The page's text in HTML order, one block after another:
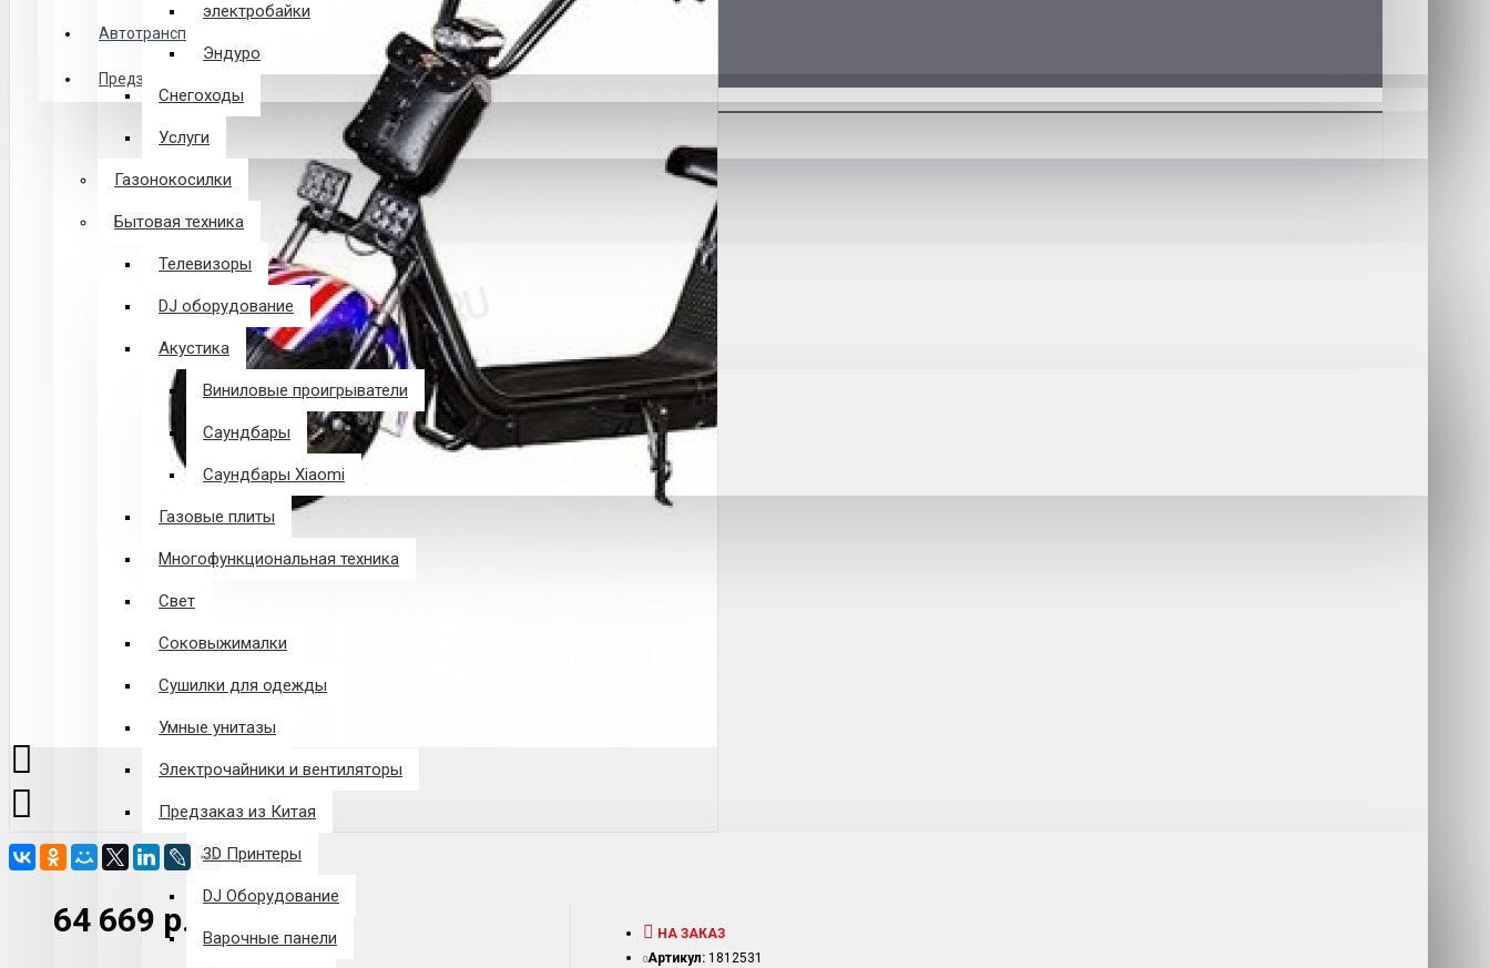
Автотранспорт
Предзаказ из Китая
0 товар(ов) - 0 р.
В корзине пусто!
электробайки
Эндуро
Снегоходы
Услуги
Газонокосилки
Бытовая техника
Телевизоры
DJ оборудование
Акустика
Виниловые проигрыватели
Саундбары
Саундбары Xiaomi
Газовые плиты
Многофункциональная техника
Свет
Соковыжималки
Сушилки для одежды
Умные унитазы
Электрочайники и вентиляторы
Предзаказ из Китая
3D Принтеры
DJ Оборудование
Варочные панели
64 669 р.
НА ЗАКАЗ
Артикул: 1812531